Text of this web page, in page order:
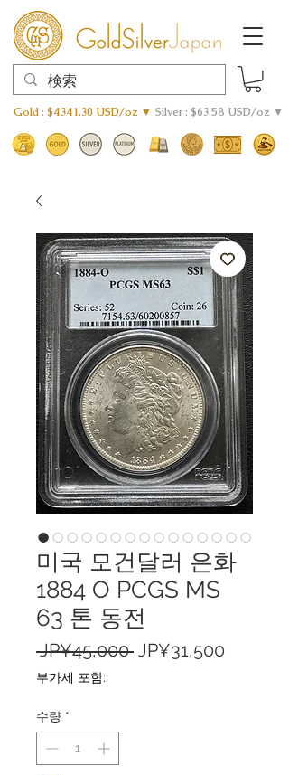
Gold : $4341.30 USD/oz ▼ Silver : $63.58 USD/oz ▼
미국 모건달러 은화
1884 O PCGS MS
63 톤 동전
JP¥45,000 일
JP¥31,500
부가세 포함:
수량 *